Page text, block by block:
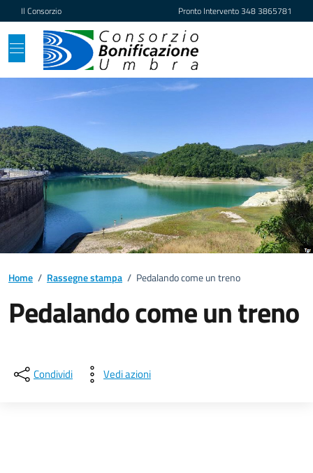
Vai ai contenuti
Vai al footer
Il Consorzio Pronto Intervento348 3865781
Home / Rassegne stampa / Pedalando come un treno
Pedalando come un treno
Condividi Vedi azioni